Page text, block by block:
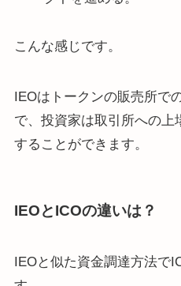
こんな感じです。
IEOはトークンの販売所で
で、投資家は取引所への上
することができます。
IEOとICOの違いは？
IEOと似た資金調達方法で